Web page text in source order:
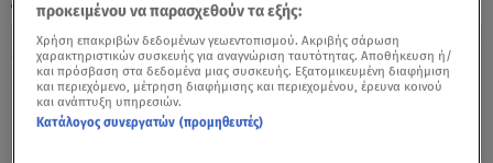
προκειμένου να παρασχεθούν τα εξής:
Χρήση επακριβών δεδομένων γεωεντοπισμού. Ακριβής σάρωση
χαρακτηριστικών συσκευής για αναγνώριση ταυτότητας. Αποθήκευση ή/
και πρόσβαση στα δεδομένα μιας συσκευής. Εξατομικευμένη διαφήμιση
και περιεχόμενο, μέτρηση διαφήμισης και περιεχομένου, έρευνα κοινού
και ανάπτυξη υπηρεσιών.
Κατάλογος συνεργατών (προμηθευτές)